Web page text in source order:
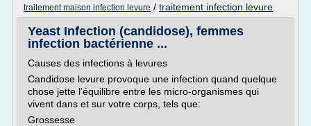
traitement maison infection levure / traitement infection levure
Yeast Infection (candidose), femmes
infection bactérienne ...
Causes des infections à levures
Candidose levure provoque une infection quand quelque
chose jette l'équilibre entre les micro-organismes qui
vivent dans et sur votre corps, tels que:
Grossesse